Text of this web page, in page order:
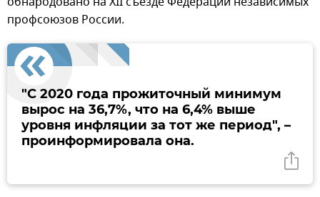
профсоюзов России.
"С 2020 года прожиточный минимум
вырос на 36,7%, что на 6,4% выше
уровня инфляции за тот же период", –
проинформировала она.